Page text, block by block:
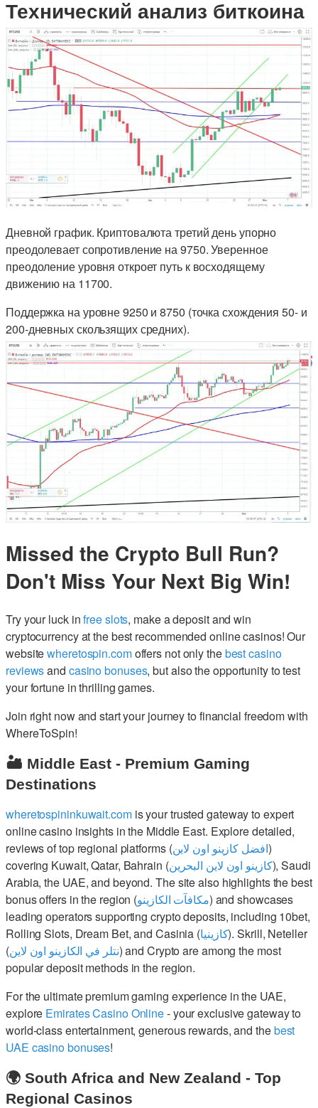
Технический анализ биткоина
Дневной график. Криптовалюта третий день упорно
преодолевает сопротивление на 9750. Уверенное
преодоление уровня откроет путь к восходящему
движению на 11700.
Поддержка на уровне 9250 и 8750 (точка схождения 50- и
200-дневных скользящих средних).
Missed the Crypto Bull Run?
Don't Miss Your Next Big Win!
Try your luck infree slots, make a deposit and win
cryptocurrency at the best recommended online casinos! Our
websitewheretospin.comoffers not only thebest casino
reviewsand casino bonuses, but also the opportunity to test
your fortune in thrilling games.
Join right now and start your journey to financial freedom with
WhereToSpin!
🏜️ Middle East - Premium Gaming
Destinations
wheretospininkuwait.comis your trusted gateway to expert
online casino insights in the Middle East. Explore detailed,
reviews of top regional platforms (افضل كازينو اون لاين)
covering Kuwait, Qatar, Bahrain (كازينو اون لاين البحرين), Saudi
Arabia, the UAE, and beyond. The site also highlights the best
bonus offers in the region (مكافآت الكازينو) and showcases
leading operators supporting crypto deposits, including 10bet,
Rolling Slots, Dream Bet, and Casinia (كازينيا). Skrill, Neteller
(نتلر في الكازينو اون لاين) and Crypto are among the most
popular deposit methods in the region.
For the ultimate premium gaming experience in the UAE,
explore Emirates Casino Online- your exclusive gateway to
world-class entertainment, generous rewards, and thebest
UAE casino bonuses!
🌍 South Africa and New Zealand - Top
Regional Casinos